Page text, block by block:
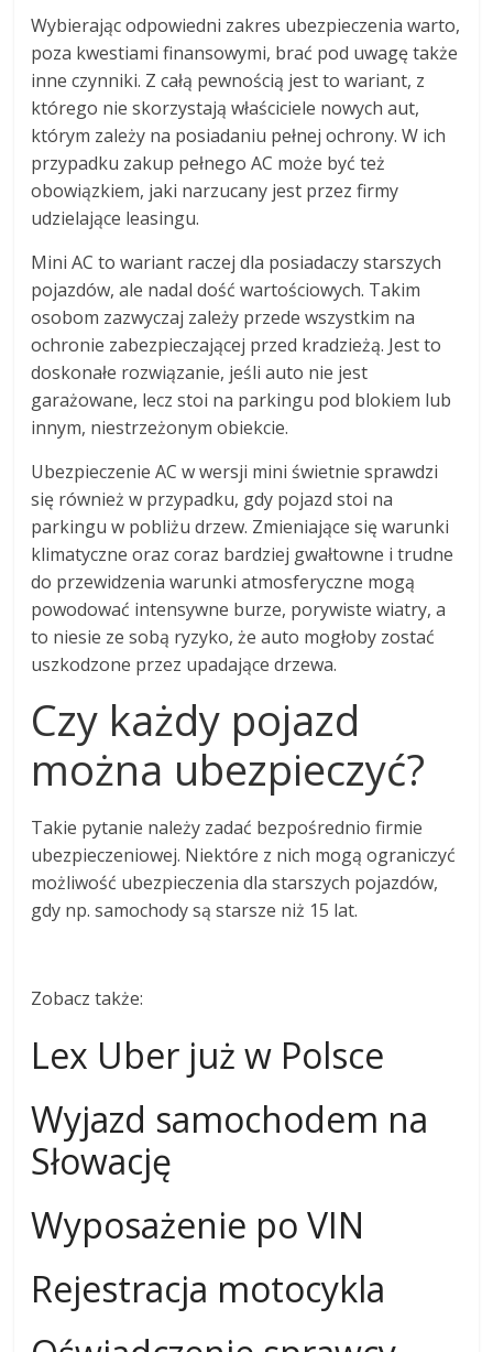
Wybierając odpowiedni zakres ubezpieczenia warto,
poza kwestiami finansowymi, brać pod uwagę także
inne czynniki. Z całą pewnością jest to wariant, z
którego nie skorzystają właściciele nowych aut,
którym zależy na posiadaniu pełnej ochrony. W ich
przypadku zakup pełnego AC może być też
obowiązkiem, jaki narzucany jest przez firmy
udzielające leasingu.
Mini AC to wariant raczej dla posiadaczy starszych
pojazdów, ale nadal dość wartościowych. Takim
osobom zazwyczaj zależy przede wszystkim na
ochronie zabezpieczającej przed kradzieżą. Jest to
doskonałe rozwiązanie, jeśli auto nie jest
garażowane, lecz stoi na parkingu pod blokiem lub
innym, niestrzeżonym obiekcie.
Ubezpieczenie AC w wersji mini świetnie sprawdzi
się również w przypadku, gdy pojazd stoi na
parkingu w pobliżu drzew. Zmieniające się warunki
klimatyczne oraz coraz bardziej gwałtowne i trudne
do przewidzenia warunki atmosferyczne mogą
powodować intensywne burze, porywiste wiatry, a
to niesie ze sobą ryzyko, że auto mogłoby zostać
uszkodzone przez upadające drzewa.
Czy każdy pojazd
można ubezpieczyć?
Takie pytanie należy zadać bezpośrednio firmie
ubezpieczeniowej. Niektóre z nich mogą ograniczyć
możliwość ubezpieczenia dla starszych pojazdów,
gdy np. samochody są starsze niż 15 lat.
Zobacz także:
Lex Uber już w Polsce
Wyjazd samochodem na
Słowację
Wyposażenie po VIN
Rejestracja motocykla